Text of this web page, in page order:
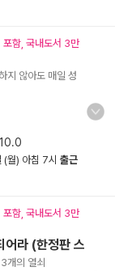
함, 국내도서 3만
지 않아도 매일 성
10.0
(월) 아침 7시 출근
함, 국내도서 3만
어라 (한정판 스
개의 열쇠